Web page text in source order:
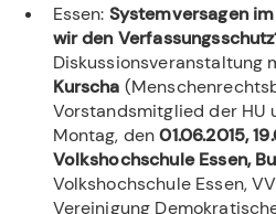
Essen: Systemversagen
wir den
Diskussionsveranstaltung
Kurscha
Vorstandsmitglied der HU
Montag, den01.06.2015,
Volkshochschule Essen,
Volkshochschule Essen,
Vereinigung